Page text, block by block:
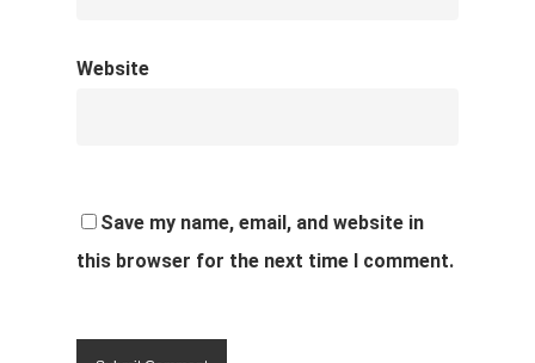
Website
Save my name, email, and website in
this browser for the next time I comment.